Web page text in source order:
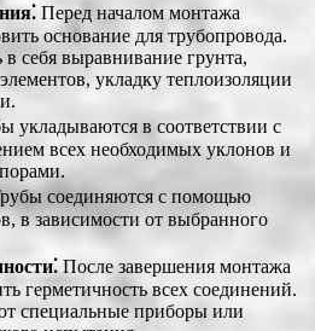
Перед началом монтажа
основание для трубопровода.
себя выравнивание грунта,
укладку теплоизоляции
укладываются в соответствии с
всех необходимых уклонов и
соединяются с помощью
в зависимости от выбранного
После завершения монтажа
герметичность всех соединений.
специальные приборы или